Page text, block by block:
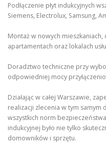
Podłączenie płyt indukcyjnych
Siemens, Electrolux, Samsung,
Montaż w nowych
apartamentach oraz lokalach
Doradztwo techniczne przy
odpowiedniej mocy
Działając w całej Warszawie,
realizacji zlecenia w tym samym
wszystkich norm
indukcyjnej było nie tylko
domowników i sprzętu.